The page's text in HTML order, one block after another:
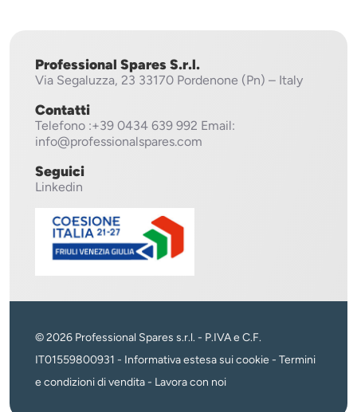
Professional Spares S.r.l.
Via Segaluzza, 23 33170 Pordenone (Pn) – Italy
Contatti
Telefono :+39 0434 639 992 Email:
info@professionalspares.com
Seguici
Linkedin
© 2026 Professional Spares s.r.l. - P.IVA e C.F.
IT01559800931 - Informativa estesa sui cookie - Termini
e condizioni di vendita- Lavora con noi